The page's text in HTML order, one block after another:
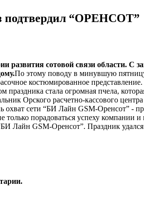
подтвердил “ОРЕНСОТ”
развития сотовой связи области.
По этому поводу в минувшую
костюмированное
стала огромная пчела,
Орского расчетно-кассового
сети “БИ Лайн GSM-Оренсот” -
порадоваться успеху компании
Лайн GSM-Оренсот”. Праздник